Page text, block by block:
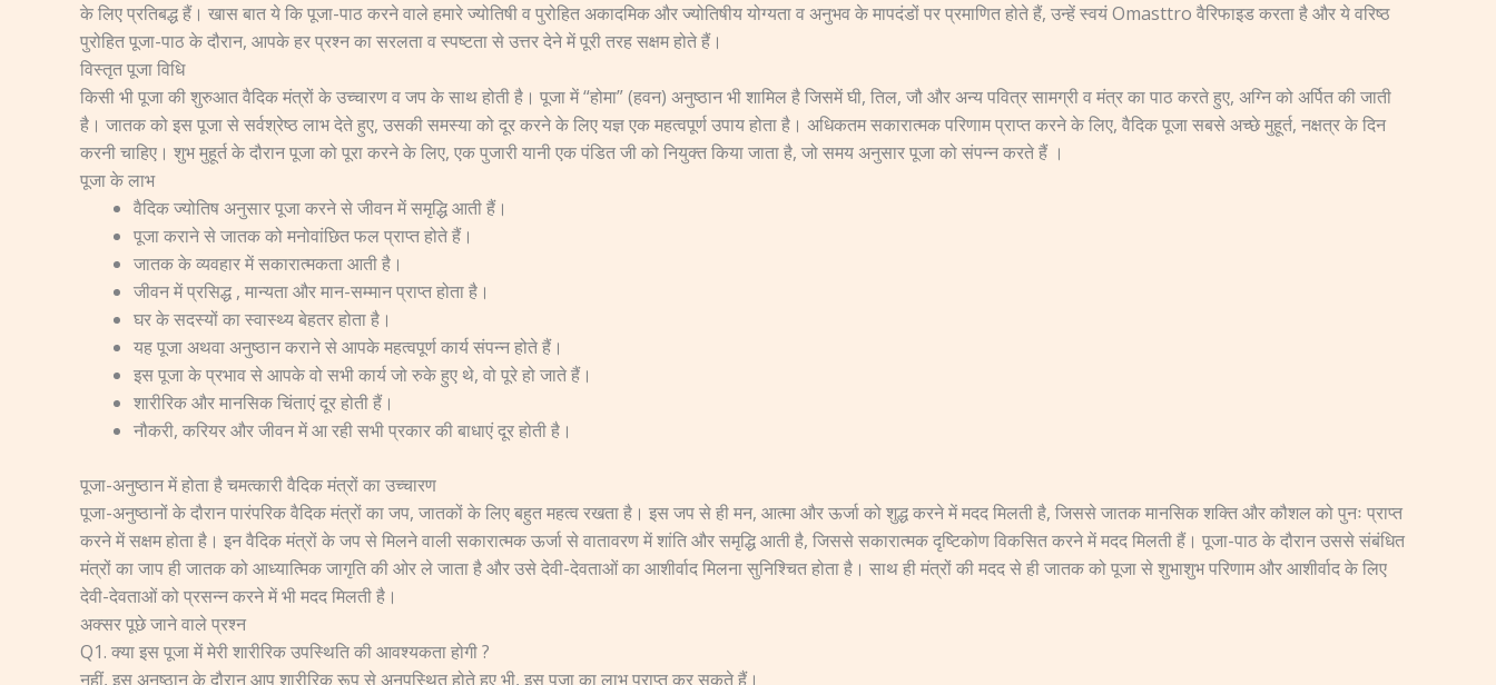
के लिए प्रतिबद्ध हैं। खास बात ये कि पूजा-पाठ करने वाले हमारे ज्योतिषी व पुरोहित अकादमिक और ज्योतिषीय योग्यता व अनुभव के मापदंडों पर प्रमाणित होते हैं, उन्हें स्वयं Omasttro वैरिफाइड करता है और ये वरिष्ठ
पुरोहित पूजा-पाठ के दौरान, आपके हर प्रश्न का सरलता व स्पष्टता से उत्तर देने में पूरी तरह सक्षम होते हैं।
विस्तृत पूजा विधि
किसी भी पूजा की शुरुआत वैदिक मंत्रों के उच्चारण व जप के साथ होती है। पूजा में “होमा” (हवन) अनुष्ठान भी शामिल है जिसमें घी, तिल, जौ और अन्य पवित्र सामग्री व मंत्र का पाठ करते हुए, अग्नि को अर्पित की जाती
है। जातक को इस पूजा से सर्वश्रेष्ठ लाभ देते हुए, उसकी समस्या को दूर करने के लिए यज्ञ एक महत्वपूर्ण उपाय होता है। अधिकतम सकारात्मक परिणाम प्राप्त करने के लिए, वैदिक पूजा सबसे अच्छे मुहूर्त, नक्षत्र के दिन
करनी चाहिए। शुभ मुहूर्त के दौरान पूजा को पूरा करने के लिए, एक पुजारी यानी एक पंडित जी को नियुक्त किया जाता है, जो समय अनुसार पूजा को संपन्न करते हैं ।
पूजा के लाभ
वैदिक ज्योतिष अनुसार पूजा करने से जीवन में समृद्धि आती हैं।
पूजा कराने से जातक को मनोवांछित फल प्राप्त होते हैं।
जातक के व्यवहार में सकारात्मकता आती है।
जीवन में प्रसिद्ध , मान्यता और मान-सम्मान प्राप्त होता है।
घर के सदस्यों का स्वास्थ्य बेहतर होता है।
यह पूजा अथवा अनुष्ठान कराने से आपके महत्वपूर्ण कार्य संपन्न होते हैं।
इस पूजा के प्रभाव से आपके वो सभी कार्य जो रुके हुए थे, वो पूरे हो जाते हैं।
शारीरिक और मानसिक चिंताएं दूर होती हैं।
नौकरी, करियर और जीवन में आ रही सभी प्रकार की बाधाएं दूर होती है।
पूजा-अनुष्ठान में होता है चमत्कारी वैदिक मंत्रों का उच्चारण
पूजा-अनुष्ठानों के दौरान पारंपरिक वैदिक मंत्रों का जप, जातकों के लिए बहुत महत्व रखता है। इस जप से ही मन, आत्मा और ऊर्जा को शुद्ध करने में मदद मिलती है, जिससे जातक मानसिक शक्ति और कौशल को पुनः प्राप्त
करने में सक्षम होता है। इन वैदिक मंत्रों के जप से मिलने वाली सकारात्मक ऊर्जा से वातावरण में शांति और समृद्धि आती है, जिससे सकारात्मक दृष्टिकोण विकसित करने में मदद मिलती हैं। पूजा-पाठ के दौरान उससे संबंधित
मंत्रों का जाप ही जातक को आध्यात्मिक जागृति की ओर ले जाता है और उसे देवी-देवताओं का आशीर्वाद मिलना सुनिश्चित होता है। साथ ही मंत्रों की मदद से ही जातक को पूजा से शुभाशुभ परिणाम और आशीर्वाद के लिए
देवी-देवताओं को प्रसन्न करने में भी मदद मिलती है।
अक्सर पूछे जाने वाले प्रश्न
Q1. क्या इस पूजा में मेरी शारीरिक उपस्थिति की आवश्यकता होगी ?
नहीं, इस अनुष्ठान के दौरान आप शारीरिक रूप से अनुपस्थित होते हुए भी, इस पूजा का लाभ प्राप्त कर सकते हैं।